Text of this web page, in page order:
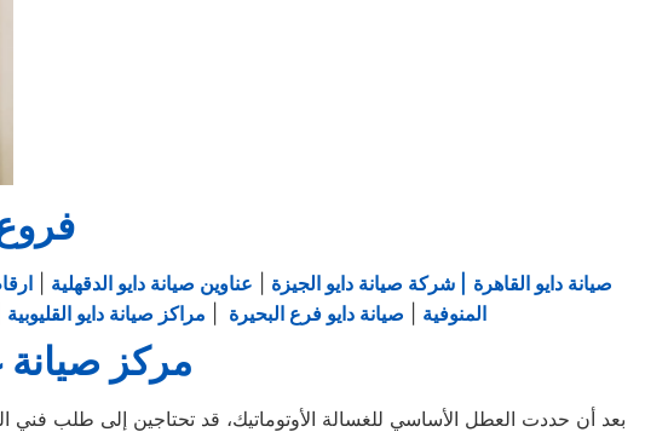
صيانة دايو القاهرة | شركة صيانة دايو الجيزة عناوين صيانة دايو الدقهلية
المنوفية
صيانة دايو فرع البحيرة مراكز صيانة دايو القليوبية
مركز صيانة
بعد أن حددت العطل الأساسي للغسالة الأوتوماتيك، قد تحتاجين إلى طلب فني